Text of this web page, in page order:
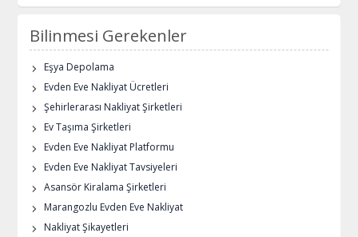
Bilinmesi Gerekenler
Eşya Depolama
Evden Eve Nakliyat Ücretleri
Şehirlerarası Nakliyat Şirketleri
Ev Taşıma Şirketleri
Evden Eve Nakliyat Platformu
Evden Eve Nakliyat Tavsiyeleri
Asansör Kiralama Şirketleri
Marangozlu Evden Eve Nakliyat
Nakliyat Şikayetleri